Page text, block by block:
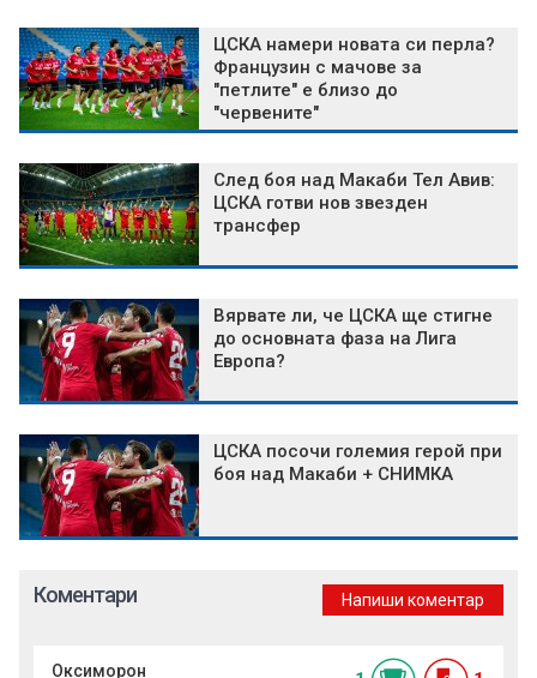
ЦСКА намери новата си перла?
Французин с мачове за
"петлите" е близо до
"червените"
След боя над Макаби Тел Авив:
ЦСКА готви нов звезден
трансфер
Вярвате ли, че ЦСКА ще стигне
до основната фаза на Лига
Европа?
ЦСКА посочи големия герой при
боя над Макаби + СНИМКА
Коментари Напиши коментар
Оксиморон